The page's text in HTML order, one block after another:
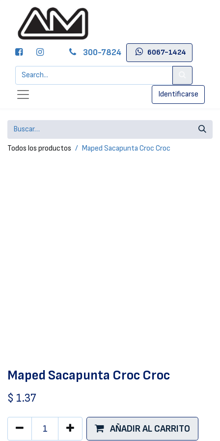
300-7824 6067-1424
Identificarse
Todos los productos Maped Sacapunta Croc Croc
Maped Sacapunta Croc Croc
$ 1.37
AÑADIR AL CARRITO